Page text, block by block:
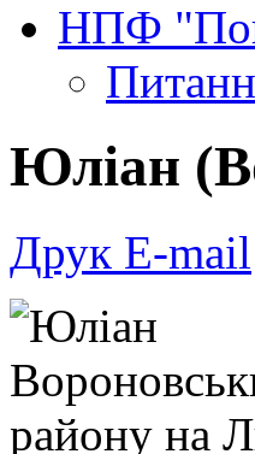
НПФ
Юліан
Друк E-mail
району на